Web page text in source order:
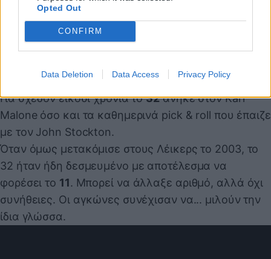
Opted Out
CONFIRM
Data Deletion Data Access Privacy Policy
Για σχεδόν είκοσι χρόνια το32ανήκε στον Karl
Malone όσο και τα καθημερινά pick & roll που έπαιζε
με τον John Stockton.
Όταν όμως μετακόμισε στους Λέικερς το 2003, το
32 ήταν ήδη δεσμευμένο με αποτέλεσμα να
φορέσει το 11. Μπορεί να άλλαξε αριθμό, αλλά όχι
συνήθειες. Οι αγκώνες συνέχισαν να... μιλούν την
ίδια γλώσσα.